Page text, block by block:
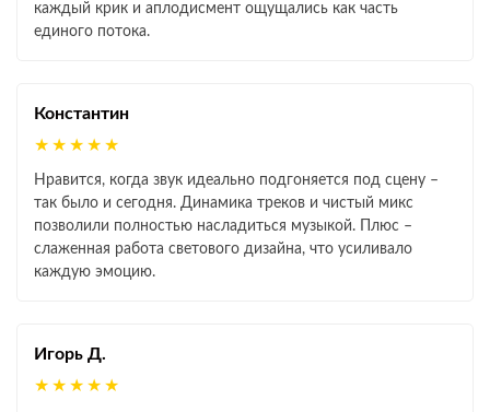
каждый крик и аплодисмент ощущались как часть
единого потока.
Константин
★★★★★
Нравится, когда звук идеально подгоняется под сцену –
так было и сегодня. Динамика треков и чистый микс
позволили полностью насладиться музыкой. Плюс –
слаженная работа светового дизайна, что усиливало
каждую эмоцию.
Игорь Д.
★★★★★